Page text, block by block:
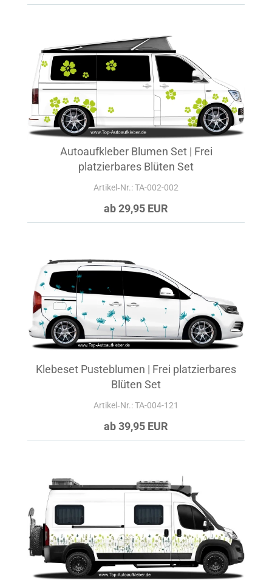
Autoaufkleber Blumen Set | Frei
platzierbares Blüten Set
Artikel‑Nr.: TA-002-002
ab 29,95 EUR
Klebeset Pusteblumen | Frei platzierbares
Blüten Set
Artikel‑Nr.: TA-004-121
ab 39,95 EUR